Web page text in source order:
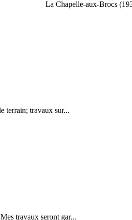
La Chapelle-aux-Brocs
terrain; travaux sur...
travaux seront gar...